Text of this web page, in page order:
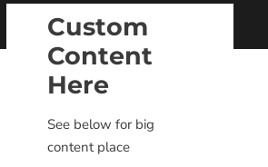
Custom
Content
Here
See below for big
content place